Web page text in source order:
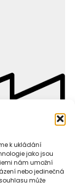
k ukládání
jako jsou
nám umožní
nebo jedinečná
může